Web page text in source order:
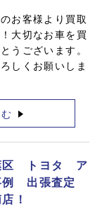
お客様より買取
大切なお車を買
うございます。
しくお願いしま
区 トヨタ ア
例 出張査定
！